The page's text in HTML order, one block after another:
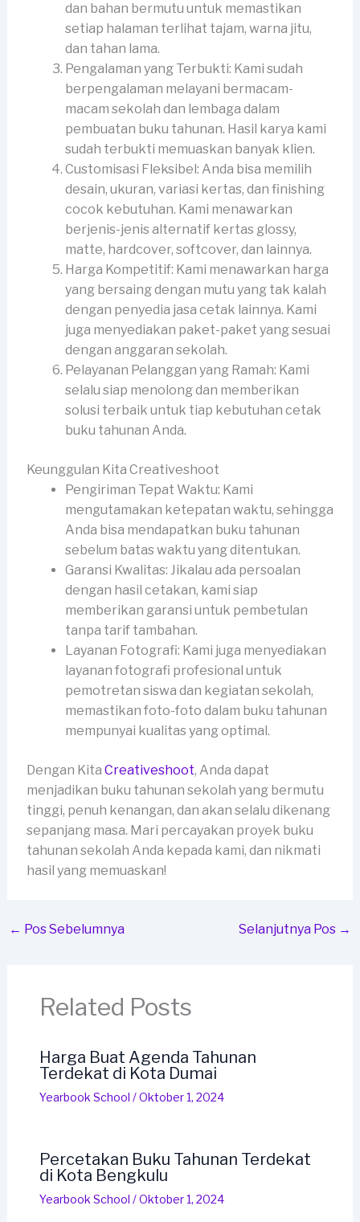
dan bahan bermutu untuk memastikan
setiap halaman terlihat tajam, warna jitu,
dan tahan lama.
Pengalaman yang Terbukti: Kami sudah
berpengalaman melayani bermacam-
macam sekolah dan lembaga dalam
pembuatan buku tahunan. Hasil karya kami
sudah terbukti memuaskan banyak klien.
Customisasi Fleksibel: Anda bisa memilih
desain, ukuran, variasi kertas, dan finishing
cocok kebutuhan. Kami menawarkan
berjenis-jenis alternatif kertas glossy,
matte, hardcover, softcover, dan lainnya.
Harga Kompetitif: Kami menawarkan harga
yang bersaing dengan mutu yang tak kalah
dengan penyedia jasa cetak lainnya. Kami
juga menyediakan paket-paket yang sesuai
dengan anggaran sekolah.
Pelayanan Pelanggan yang Ramah: Kami
selalu siap menolong dan memberikan
solusi terbaik untuk tiap kebutuhan cetak
buku tahunan Anda.
Keunggulan Kita Creativeshoot
Pengiriman Tepat Waktu: Kami
mengutamakan ketepatan waktu, sehingga
Anda bisa mendapatkan buku tahunan
sebelum batas waktu yang ditentukan.
Garansi Kwalitas: Jikalau ada persoalan
dengan hasil cetakan, kami siap
memberikan garansi untuk pembetulan
tanpa tarif tambahan.
Layanan Fotografi: Kami juga menyediakan
layanan fotografi profesional untuk
pemotretan siswa dan kegiatan sekolah,
memastikan foto-foto dalam buku tahunan
mempunyai kualitas yang optimal.
Dengan Kita Creativeshoot, Anda dapat
menjadikan buku tahunan sekolah yang bermutu
tinggi, penuh kenangan, dan akan selalu dikenang
sepanjang masa. Mari percayakan proyek buku
tahunan sekolah Anda kepada kami, dan nikmati
hasil yang memuaskan!
← Pos Sebelumnya Selanjutnya Pos →
Related Posts
Harga Buat Agenda Tahunan
Terdekat di Kota Dumai
Yearbook School /Oktober 1, 2024
Percetakan Buku Tahunan Terdekat
di Kota Bengkulu
Yearbook School /Oktober 1, 2024